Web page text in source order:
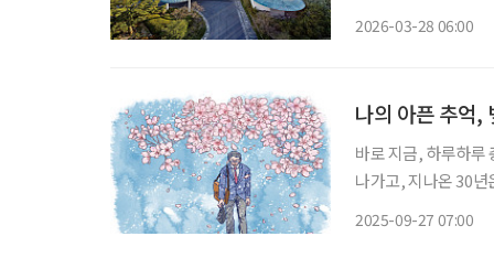
2026-03-28 06:00
나의 아픈 추억,
바로 지금, 하루하루
나가고, 지나온 30년
2025-09-27 07:00